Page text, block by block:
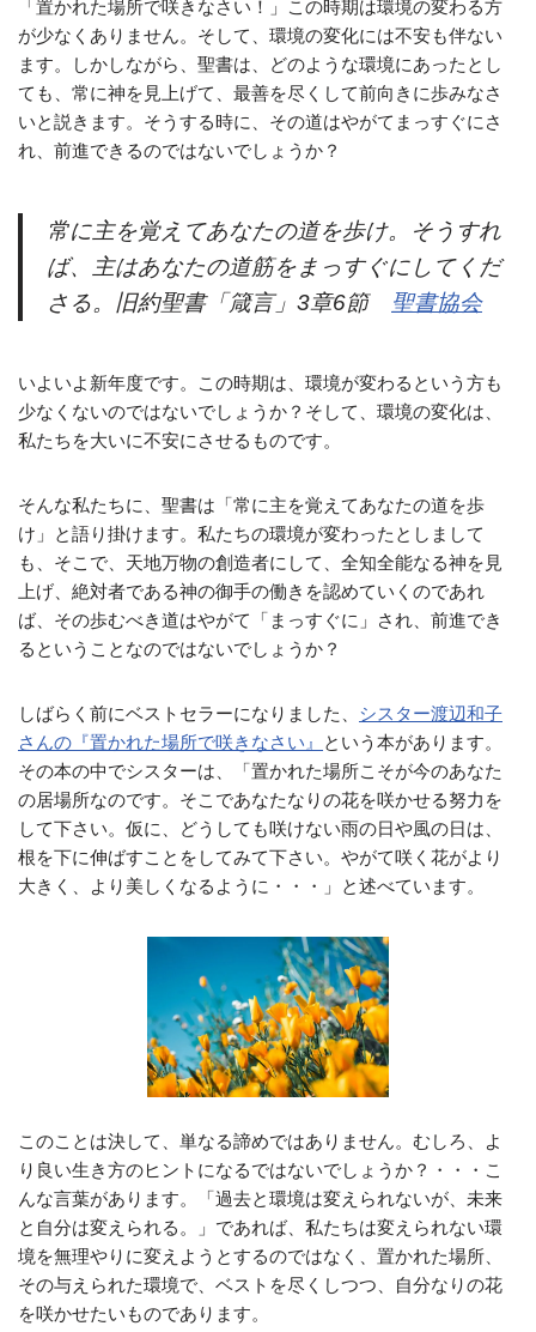
「置かれた場所で咲きなさい！」この時期は環境の変わる方
が少なくありません。そして、環境の変化には不安も伴ない
ます。しかしながら、聖書は、どのような環境にあったとし
ても、常に神を見上げて、最善を尽くして前向きに歩みなさ
いと説きます。そうする時に、その道はやがてまっすぐにさ
れ、前進できるのではないでしょうか？
常に主を覚えてあなたの道を歩け。そうすれ
ば、主はあなたの道筋をまっすぐにしてくだ
さる。旧約聖書「箴言」3章6節 聖書協会
いよいよ新年度です。この時期は、環境が変わるという方も
少なくないのではないでしょうか？そして、環境の変化は、
私たちを大いに不安にさせるものです。
そんな私たちに、聖書は「常に主を覚えてあなたの道を歩
け」と語り掛けます。私たちの環境が変わったとしまして
も、そこで、天地万物の創造者にして、全知全能なる神を見
上げ、絶対者である神の御手の働きを認めていくのであれ
ば、その歩むべき道はやがて「まっすぐに」され、前進でき
るということなのではないでしょうか？
しばらく前にベストセラーになりました、 シスター渡辺和子
さんの『置かれた場所で咲きなさい』
という本があります。
その本の中でシスターは、「置かれた場所こそが今のあなた
の居場所なのです。そこであなたなりの花を咲かせる努力を
して下さい。仮に、どうしても咲けない雨の日や風の日は、
根を下に伸ばすことをしてみて下さい。やがて咲く花がより
大きく、より美しくなるように・・・」と述べています。
このことは決して、単なる諦めではありません。むしろ、よ
り良い生き方のヒントになるではないでしょうか？・・・こ
んな言葉があります。「過去と環境は変えられないが、未来
と自分は変えられる。」であれば、私たちは変えられない環
境を無理やりに変えようとするのではなく、置かれた場所、
その与えられた環境で、ベストを尽くしつつ、自分なりの花
を咲かせたいものであります。